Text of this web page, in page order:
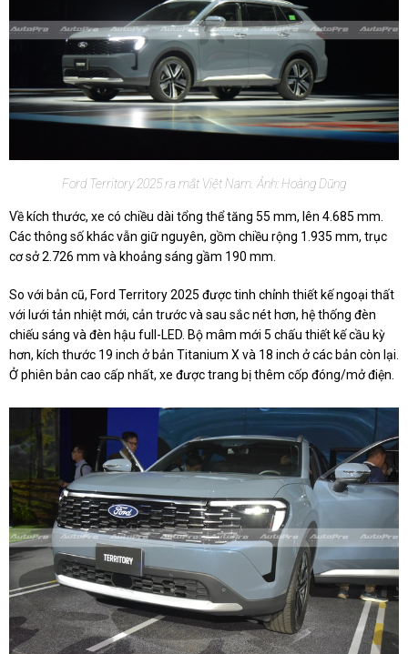
Ford Territory 2025 ra mắt Việt Nam. Ảnh: Hoàng Dũng
Về kích thước, xe có chiều dài tổng thể tăng 55 mm, lên 4.685 mm.
Các thông số khác vẫn giữ nguyên, gồm chiều rộng 1.935 mm, trục
cơ sở 2.726 mm và khoảng sáng gầm 190 mm.
So với bản cũ, Ford Territory 2025 được tinh chỉnh thiết kế ngoại thất
với lưới tản nhiệt mới, cản trước và sau sắc nét hơn, hệ thống đèn
chiếu sáng và đèn hậu full-LED. Bộ mâm mới 5 chấu thiết kế cầu kỳ
hơn, kích thước 19 inch ở bản Titanium X và 18 inch ở các bản còn lại.
Ở phiên bản cao cấp nhất, xe được trang bị thêm cốp đóng/mở điện.